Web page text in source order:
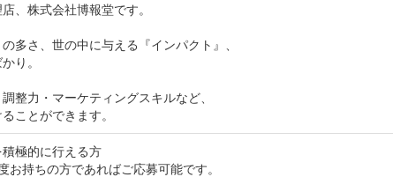
、株式会社博報堂です。
多さ、世の中に与える『インパクト』、
り。
整力・マーケティングスキルなど、
ことができます。
極的に行える方
持ちの方であればご応募可能です。